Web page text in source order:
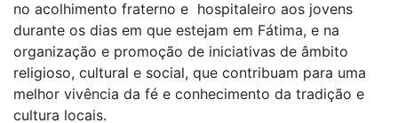
no acolhimento fraterno e hospitaleiro aos jovens
durante os dias em que estejam em Fátima, e na
organização e promoção de iniciativas de âmbito
religioso, cultural e social, que contribuam para uma
melhor vivência da fé e conhecimento da tradição e
cultura locais.